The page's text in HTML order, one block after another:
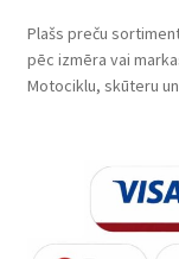
Plašs preču
pēc izmēra vai
Motociklu, skūteru